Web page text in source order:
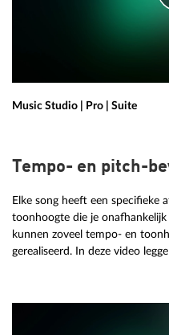
Music Studio | Pro | Suite
Tempo- en pitch-
Elke song heeft een specifieke
toonhoogte die je
kunnen zoveel tempo- en
gerealiseerd. In deze video